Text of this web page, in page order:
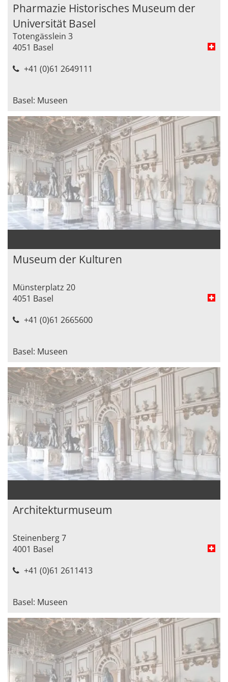
Pharmazie Historisches Museum der
Universität Basel
Totengässlein 3
4051 Basel
+41 (0)61 2649111
Basel: Museen
Museum der Kulturen
Münsterplatz 20
4051 Basel
+41 (0)61 2665600
Basel: Museen
Architekturmuseum
Steinenberg 7
4001 Basel
+41 (0)61 2611413
Basel: Museen